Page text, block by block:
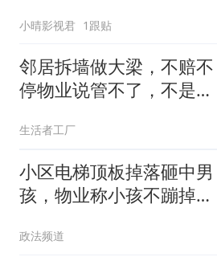
小晴影视君 1跟贴
邻居拆墙做大梁，不赔不
停物业说管不了，不是承
生活者工厂
小区电梯顶板掉落砸中男
孩，物业称小孩不蹦掉不
查看
政法频道